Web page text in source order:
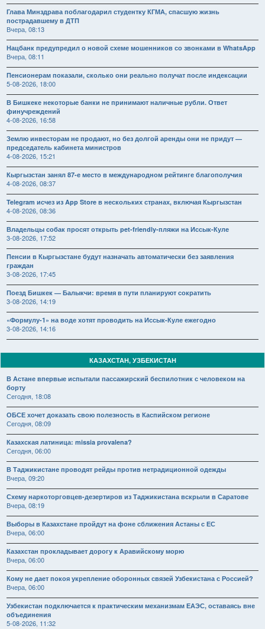
Глава Минздрава поблагодарил студентку КГМА, спасшую жизнь
пострадавшему в ДТП
Вчера, 08:13
Нацбанк предупредил о новой схеме мошенников со звонками в WhatsApp
Вчера, 08:11
Пенсионерам показали, сколько они реально получат после индексации
5-08-2026, 18:00
В Бишкеке некоторые банки не принимают наличные рубли. Ответ
финучреждений
4-08-2026, 16:58
Землю инвесторам не продают, но без долгой аренды они не придут —
председатель кабинета министров
4-08-2026, 15:21
Кыргызстан занял 87-е место в международном рейтинге благополучия
4-08-2026, 08:37
Telegram исчез из App Store в нескольких странах, включая Кыргызстан
4-08-2026, 08:36
Владельцы собак просят открыть pet-friendly-пляжи на Иссык-Куле
3-08-2026, 17:52
Пенсии в Кыргызстане будут назначать автоматически без заявления
граждан
3-08-2026, 17:45
Поезд Бишкек — Балыкчи: время в пути планируют сократить
3-08-2026, 14:19
«Формулу-1» на воде хотят проводить на Иссык-Куле ежегодно
3-08-2026, 14:16
КАЗАХСТАН, УЗБЕКИСТАН
В Астане впервые испытали пассажирский беспилотник с человеком на
борту
Сегодня, 18:08
ОБСЕ хочет доказать свою полезность в Каспийском регионе
Сегодня, 08:09
Казахская латиница: missia provalena?
Сегодня, 06:00
В Таджикистане проводят рейды против нетрадиционной одежды
Вчера, 09:20
Схему наркоторговцев-дезертиров из Таджикистана вскрыли в Саратове
Вчера, 08:19
Выборы в Казахстане пройдут на фоне сближения Астаны с ЕС
Вчера, 06:00
Казахстан прокладывает дорогу к Аравийскому морю
Вчера, 06:00
Кому не дает покоя укрепление оборонных связей Узбекистана с Россией?
Вчера, 06:00
Узбекистан подключается к практическим механизмам ЕАЭС, оставаясь вне
объединения
5-08-2026, 11:32